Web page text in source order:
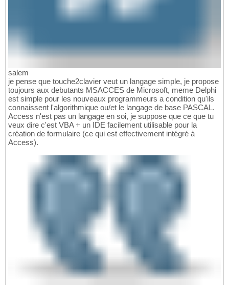
salem
je pense que touche2clavier veut un langage simple, je propose
toujours aux debutants MSACCES de Microsoft, meme Delphi
est simple pour les nouveaux programmeurs a condition qu'ils
connaissent l'algorithmique ou/et le langage de base PASCAL.
Access n'est pas un langage en soi, je suppose que ce que tu
veux dire c'est VBA + un IDE facilement utilisable pour la
création de formulaire (ce qui est effectivement intégré à
Access).